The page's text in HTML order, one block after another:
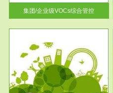
集团/企业级VOCs综合管控
年，全...
服务范围
土壤修复